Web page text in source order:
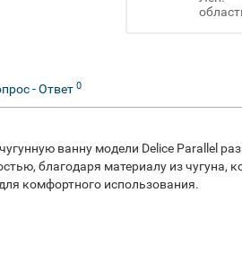
- Ответ 0
ванну модели Delice Parallel
благодаря материалу из чугуна,
комфортного использования.